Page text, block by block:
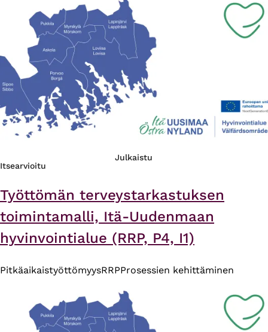
Julkaistu
Itsearvioitu
Työttömän terveystarkastuksen
toimintamalli, Itä-Uudenmaan
hyvinvointialue (RRP, P4, I1)
PitkäaikaistyöttömyysRRPProsessien kehittäminen